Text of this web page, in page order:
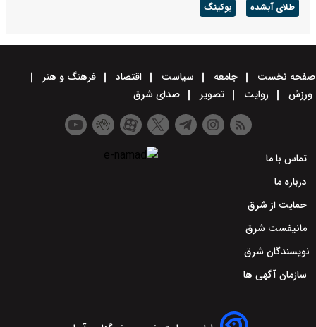
طلای آبشده بوکینگ
صفحه نخست جامعه سیاست اقتصاد
فرهنگ و هنر
ورزش
روایت تصویر صدای شرق
تماس با ما
درباره ما
حمایت از شرق
مانیفست شرق
نویسندگان شرق
سازمان آگهی ها